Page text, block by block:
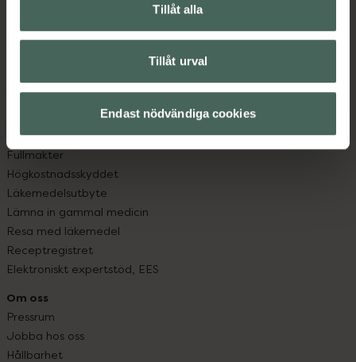
Tillåt alla
Tillåt urval
Endast nödvändiga cookies
Leverans, betalning och retur
App
Om recept och läkemedel
Fullmakter
Högkostnadsskyddet
Läkemedelsutbyte
Lämna in gammal medicin
Resa med läkemedel
Receptregistret
Elektroniskt expertstöd, EES
Om oss
Pressrum
Jobba hos oss
Hållbarhet